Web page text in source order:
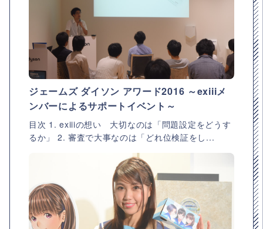
ジェームズ ダイソン アワード2016 ～exiiiメ
ンバーによるサポートイベント～
目次 1. exiiiの想い 大切なのは「問題設定をどうす
るか」 2. 審査で大事なのは「どれ位検証をし...